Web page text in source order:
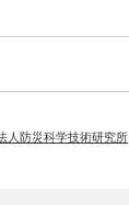
人防災科学技術研究所